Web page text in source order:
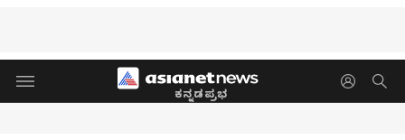
ಕನ್ನಡಪ್ರಭ